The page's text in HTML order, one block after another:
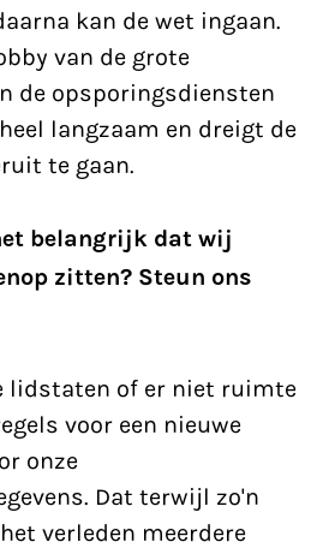
kan de wet ingaan.
van de grote
de opsporingsdiensten
langzaam en dreigt de
te gaan.
belangrijk dat wij
zitten? Steun ons
lidstaten of er niet ruimte
voor een nieuwe
onze
Dat terwijl zo'n
verleden meerdere